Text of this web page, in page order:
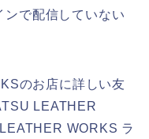
で配信していない
のお店に詳しい友
LEATHER
WORKS ラ